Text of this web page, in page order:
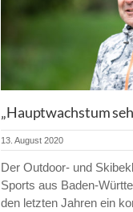
„Hauptwachstum
13. August 2020
Der Outdoor- und
Sports aus Baden-
den letzten Jahren ein